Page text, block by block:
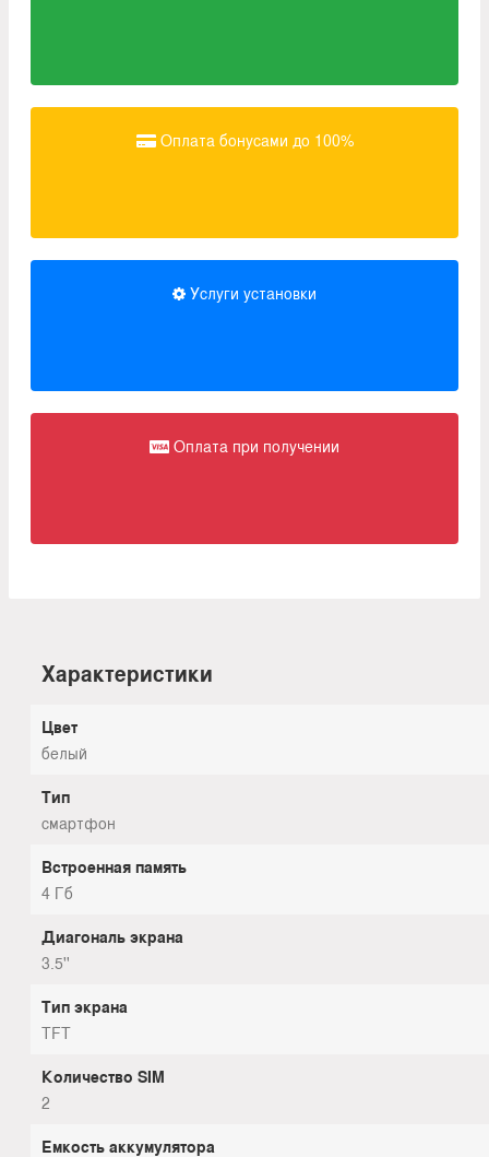
Оплата бонусами до 100%
Услуги установки
Оплата при получении
Характеристики
Цвет
белый
Тип
смартфон
Встроенная память
4 Гб
Диагональ экрана
3.5''
Тип экрана
TFT
Количество SIM
2
Емкость аккумулятора